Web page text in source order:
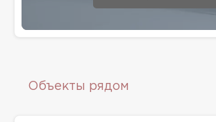
Объекты рядом